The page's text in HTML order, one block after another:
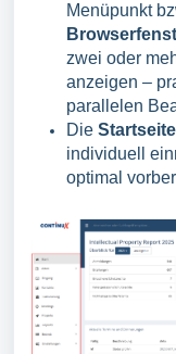
Menüpunkt
zwei oder
anzeigen –
parallelen
Die Startseite
individuell
optimal